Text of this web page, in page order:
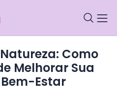
Melhorar Sua
Estar